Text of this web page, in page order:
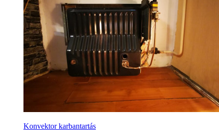
Konvektor karbantartás